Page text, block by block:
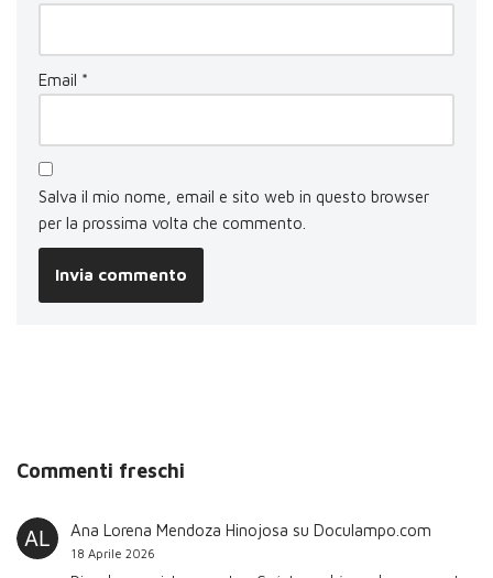
Email *
Salva il mio nome, email e sito web in questo browser
per la prossima volta che commento.
Commenti freschi
Ana Lorena Mendoza Hinojosa su Doculampo.com
18 Aprile 2026